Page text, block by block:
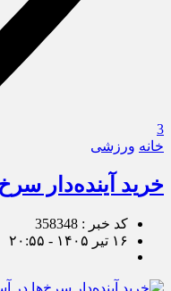
3
خانه ورزشی
خرید آینده‌دار
کد خبر : 358348
۱۶ تیر ۱۴۰۵ - ۲۰:۵۵